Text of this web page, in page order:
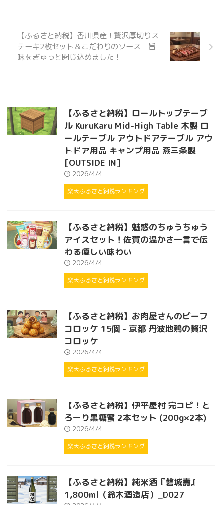
【ふるさと納税】香川県産！贅沢厚切りス
テーキ2枚セット＆こだわりのソース - 旨
味をぎゅっと閉じ込めました！
【ふるさと納税】ロールトップテーブ
ル KuruKaru Mid-High Table 木製 ロ
ールテーブル アウトドアテーブル アウ
トドア用品 キャンプ用品 燕三条製
[OUTSIDE IN]
2026/4/4
楽天ふるさと納税ランキング
【ふるさと納税】魅惑のちゅうちゅう
アイスセット！佐賀の温かさ一言で伝
わる優しい味わい
2026/4/4
楽天ふるさと納税ランキング
【ふるさと納税】お肉屋さんのビーフ
コロッケ 15個 - 京都 丹波地鶏の贅沢
コロッケ
2026/4/4
楽天ふるさと納税ランキング
【ふるさと納税】伊平屋村 完コピ！と
ろーり黒糖蜜 2本セット (200g×2本)
2026/4/4
楽天ふるさと納税ランキング
【ふるさと納税】純米酒『磐城壽』
1,800ml（鈴木酒造店）_D027